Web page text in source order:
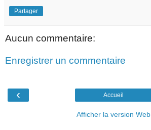
Partager
Aucun commentaire:
Enregistrer un commentaire
‹ Accueil
Afficher la version Web